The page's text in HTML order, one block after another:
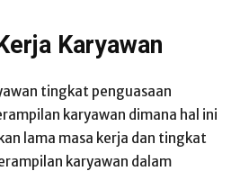
Karyawan
tingkat penguasaan
karyawan dimana hal ini
lama masa kerja dan tingkat
karyawan dalam